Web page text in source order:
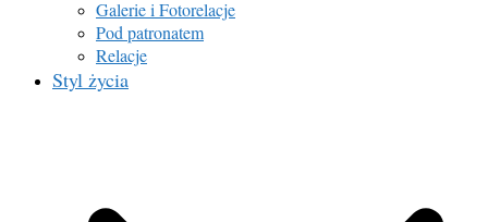
Galerie i Fotorelacje
Pod patronatem
Relacje
Styl życia